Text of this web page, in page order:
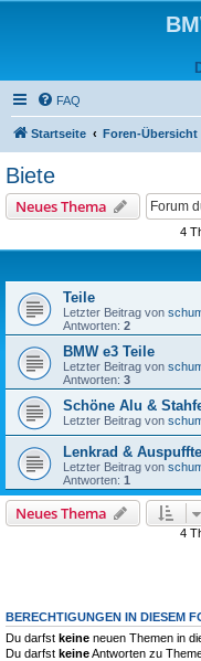
FAQ
Startseite Foren-Übersicht
Biete
Neues Thema
4
Teile
Letzter Beitrag von
Antworten: 2
BMW e3 Teile
Letzter Beitrag von
Antworten: 3
Schöne Alu &
Letzter Beitrag von
Lenkrad &
Letzter Beitrag von
Antworten: 1
Neues Thema
4
BERECHTIGUNGEN IN DIESEM
Du darfst keine neuen Themen in
Du darfst keineAntworten zu